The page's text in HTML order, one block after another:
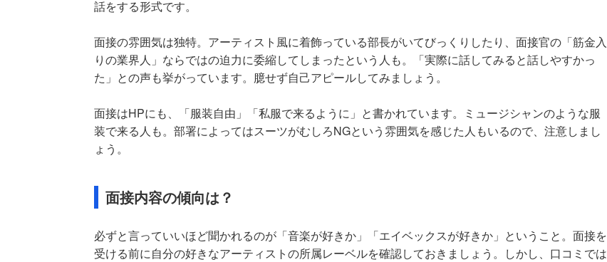
話をする形式です。
面接の雰囲気は独特。アーティスト風に着飾っている部長がいてびっくりしたり、面接官の「筋金入
りの業界人」ならではの迫力に委縮してしまったという人も。「実際に話してみると話しやすかっ
た」との声も挙がっています。臆せず自己アピールしてみましょう。
面接はHPにも、「服装自由」「私服で来るように」と書かれています。ミュージシャンのような服
装で来る人も。部署によってはスーツがむしろNGという雰囲気を感じた人もいるので、注意しまし
ょう。
面接内容の傾向は？
必ずと言っていいほど聞かれるのが「音楽が好きか」「エイベックスが好きか」ということ。面接を
受ける前に自分の好きなアーティストの所属レーベルを確認しておきましょう。しかし、口コミでは